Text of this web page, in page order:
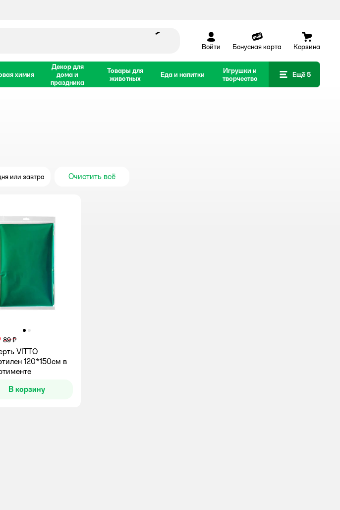
Войти Бонусная карта Корзина
химия
Декор для
дома и
праздника
Товары для
животных
Еда и напитки
Игрушки и
творчество
Ещё 5
или завтра Очистить всё
89 ₽
VITTO
120*150см в
В корзину